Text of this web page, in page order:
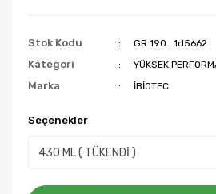
Stok Kodu GR 190_1d5662
Kategori YÜKSEK
Marka İBİOTEC
Seçenekler